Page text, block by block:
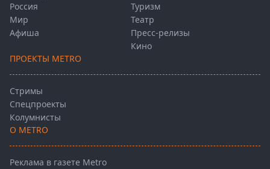
Россия
Мир
Афиша
Туризм
Театр
Пресс-релизы
Кино
ПРОЕКТЫ METRO
Стримы
Спецпроекты
Колумнисты
О METRO
Реклама в газете Metro